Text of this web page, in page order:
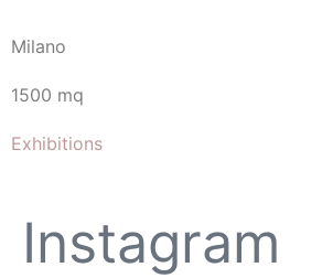
Milano
1500 mq
Exhibitions
Instagram